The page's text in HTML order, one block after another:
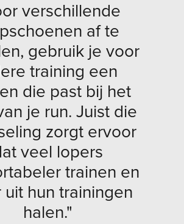
verschillende
af te
gebruik je voor
training een
die past bij het
je run. Juist die
zorgt ervoor
veel lopers
trainen en
uit hun trainingen
halen."